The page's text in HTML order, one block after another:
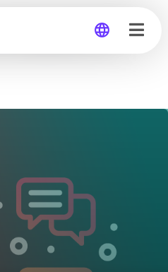
Germany
Cloud in 2